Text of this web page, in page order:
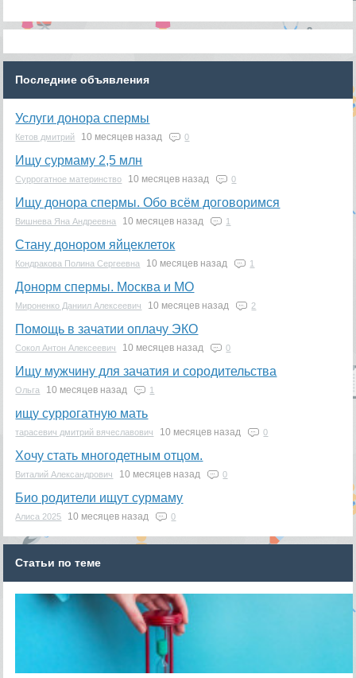
Последние объявления
Услуги донора спермы
Кетов дмитрий 10 месяцев назад 0
Ищу сурмаму 2,5 млн
Суррогатное материнство 10 месяцев назад 0
Ищу донора спермы. Обо всём договоримся
Вишнева Яна Андреевна 10 месяцев назад 1
Стану донором яйцеклеток
Кондракова Полина Сергеевна 10 месяцев назад 1
Донорм спермы. Москва и МО
Мироненко Даниил Алексеевич 10 месяцев назад 2
Помощь в зачатии оплачу ЭКО
Сокол Антон Алексеевич 10 месяцев назад 0
Ищу мужчину для зачатия и сородительства
Ольга 10 месяцев назад 1
ищу суррогатную мать
тарасевич дмитрий вячеславович 10 месяцев назад 0
Хочу стать многодетным отцом.
Виталий Александрович 10 месяцев назад 0
Био родители ищут сурмаму
Алиса 2025 10 месяцев назад 0
Статьи по теме